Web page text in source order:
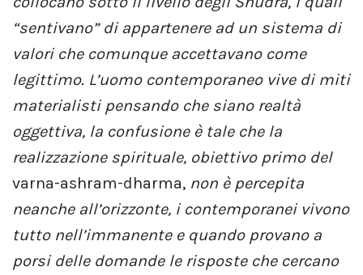
“sentivano” di appartenere ad un sistema di
valori che comunque accettavano come
legittimo. L’uomo contemporaneo vive di miti
materialisti pensando che siano realtà
oggettiva, la confusione è tale che la
realizzazione spirituale, obiettivo primo del
varna-ashram-dharma, non è percepita
neanche all’orizzonte, i contemporanei vivono
tutto nell’immanente e quando provano a
porsi delle domande le risposte che cercano